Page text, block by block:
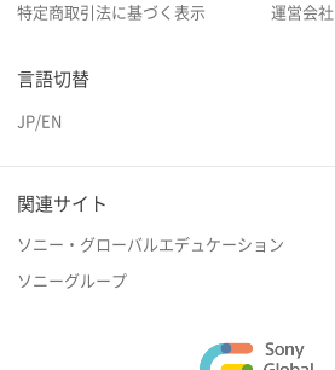
特定商取引法に基づく表示 運営会社
言語切替
JP/EN
関連サイト
ソニー・グローバルエデュケーション
ソニーグループ